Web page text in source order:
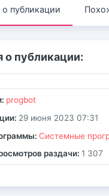
публикации
публикации:
progbot
29 июня 2023 07:31
Системные
раздачи: 1 307